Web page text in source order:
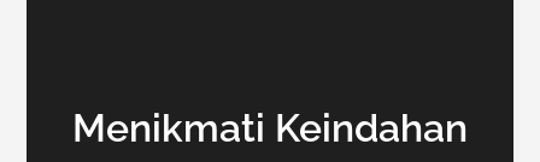
Menikmati Keindahan